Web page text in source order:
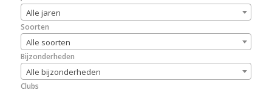
Alle jaren
Soorten
Alle soorten
Bijzonderheden
Alle bijzonderheden
Clubs